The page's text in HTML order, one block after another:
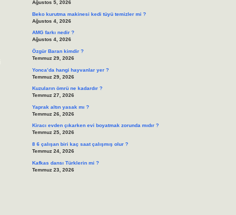
Ağustos 5, 2026
Beko kurutma makinesi kedi tüyü temizler mi ?
Ağustos 4, 2026
AMG farkı nedir ?
Ağustos 4, 2026
Özgür Baran kimdir ?
Temmuz 29, 2026
Yonca’da hangi hayvanlar yer ?
Temmuz 29, 2026
Kuzuların ömrü ne kadardır ?
Temmuz 27, 2026
Yaprak altın yasak mı ?
Temmuz 26, 2026
Kiracı evden çıkarken evi boyatmak zorunda mıdır ?
Temmuz 25, 2026
8 6 çalışan biri kaç saat çalışmış olur ?
Temmuz 24, 2026
Kafkas dansı Türklerin mi ?
Temmuz 23, 2026